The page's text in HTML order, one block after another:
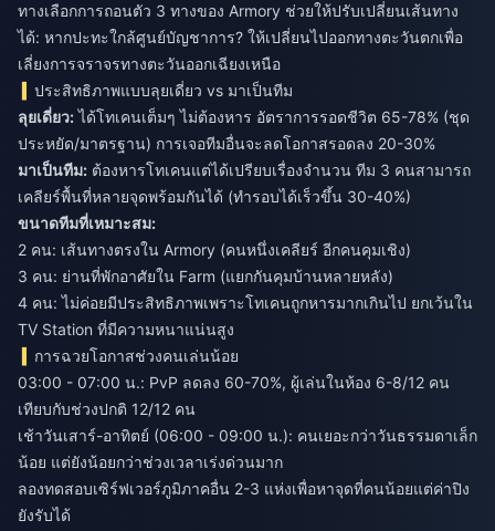
ทางเลือกการถอนตัว 3 ทางของ Armory ช่วยให้ปรับเปลี่ยนเส้นทาง
ได้: หากปะทะใกล้ศูนย์บัญชาการ? ให้เปลี่ยนไปออกทางตะวันตกเพื่อ
เลี่ยงการจราจรทางตะวันออกเฉียงเหนือ
ประสิทธิภาพแบบลุยเดี่ยว vs มาเป็นทีม
ลุยเดี่ยว:ได้โทเคนเต็มๆ ไม่ต้องหาร อัตราการรอดชีวิต 65-78% (ชุด
ประหยัด/มาตรฐาน) การเจอทีมอื่นจะลดโอกาสรอดลง 20-30%
มาเป็นทีม: ต้องหารโทเคนแต่ได้เปรียบเรื่องจำนวน ทีม 3 คนสามารถ
เคลียร์พื้นที่หลายจุดพร้อมกันได้ (ทำรอบได้เร็วขึ้น 30-40%)
ขนาดทีมที่เหมาะสม:
2 คน: เส้นทางตรงใน Armory (คนหนึ่งเคลียร์ อีกคนคุมเชิง)
3 คน: ย่านที่พักอาศัยใน Farm (แยกกันคุมบ้านหลายหลัง)
4 คน: ไม่ค่อยมีประสิทธิภาพเพราะโทเคนถูกหารมากเกินไป ยกเว้นใน
TV Station ที่มีความหนาแน่นสูง
การฉวยโอกาสช่วงคนเล่นน้อย
03:00 - 07:00 น.: PvP ลดลง 60-70%, ผู้เล่นในห้อง 6-8/12 คน
เทียบกับช่วงปกติ 12/12 คน
เช้าวันเสาร์-อาทิตย์ (06:00 - 09:00 น.): คนเยอะกว่าวันธรรมดาเล็ก
น้อย แต่ยังน้อยกว่าช่วงเวลาเร่งด่วนมาก
ลองทดสอบเซิร์ฟเวอร์ภูมิภาคอื่น 2-3 แห่งเพื่อหาจุดที่คนน้อยแต่ค่าปิง
ยังรับได้